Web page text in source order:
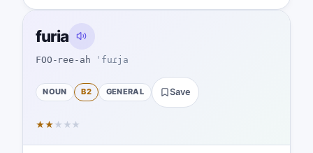
furia
FOO-ree-ah ˈfuɾja
NOUN B2 GENERAL Save
★★ ★ ★ ★